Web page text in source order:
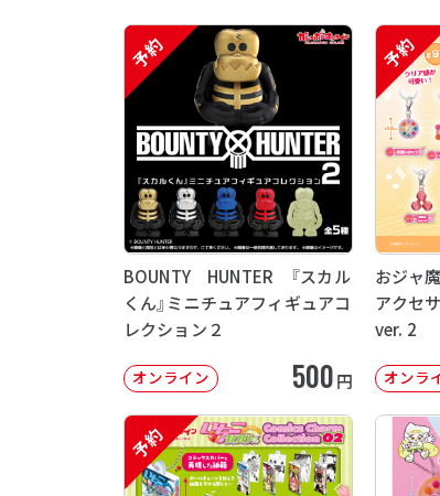
予約
BOUNTY HUNTER 『スカル
くん』ミニチュアフィギュアコ
レクション２
オンライン 500円
予約
おジャ
アクセ
ver. 2
オンラ
予約